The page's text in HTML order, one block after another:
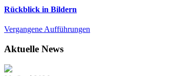
Rückblick in Bildern
Vergangene Aufführungen
Aktuelle News